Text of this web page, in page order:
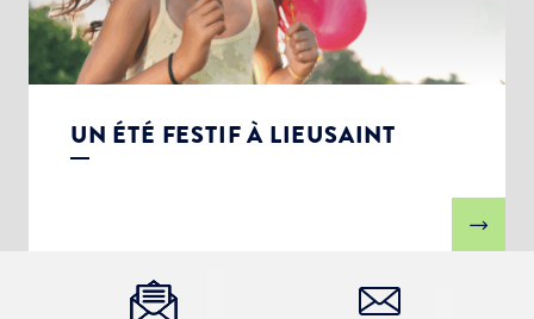
UN ÉTÉ FESTIF À LIEUSAINT